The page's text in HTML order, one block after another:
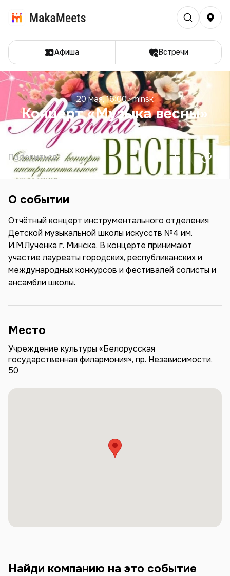
Афиша Встречи
20 мая, 16:00·minsk
Концерт «Музыка весны»
Поделиться
О событии
Отчётный концерт инструментального отделения
Детской музыкальной школы искусств №4 им.
И.М.Лученка г. Минска. В концерте принимают
участие лауреаты городских, республиканских и
международных конкурсов и фестивалей солисты и
ансамбли школы.
Место
Учреждение культуры «Белорусская
государственная филармония», пр. Независимости,
50
Найди компанию на это событие